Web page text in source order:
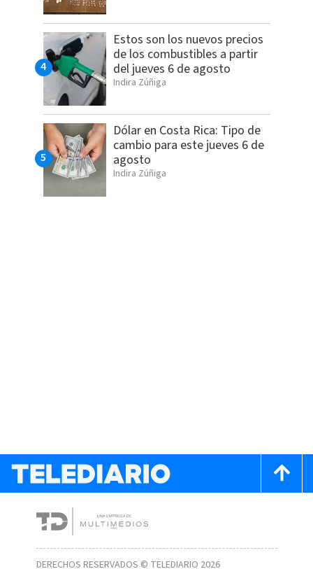
Estos son los nuevos precios
de los combustibles a partir
del jueves 6 de agosto
Indira Zúñiga
Dólar en Costa Rica: Tipo de
cambio para este jueves 6 de
agosto
Indira Zúñiga
DERECHOS RESERVADOS © TELEDIARIO 2026